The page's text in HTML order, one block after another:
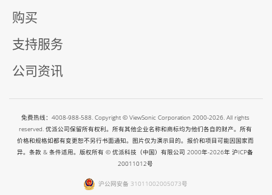
购买
支持服务
公司资讯
免费热线：4008-988-588. Copyright © ViewSonic Corporation 2000-2026. All rights
reserved. 优派公司保留所有权利。所有其他企业名称和商标均为他们各自的财产。所有
价格和规格如都有变更恕不另行书面通知。图片仅为演示目的。报价和项目可能因国家而
异。条款 & 条件适用。版权所有 © 优派科技（中国）有限公司 2000年-2026年沪ICP备
20011012号
沪公网安备 31011002005073号